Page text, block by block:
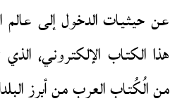
عن حيثيات الدخول إلى
هذا الكتاب الإلكتروني،
من الُكُتاب العرب من أبرز